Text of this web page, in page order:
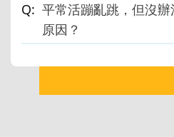
平常活蹦亂跳，但沒
原因？